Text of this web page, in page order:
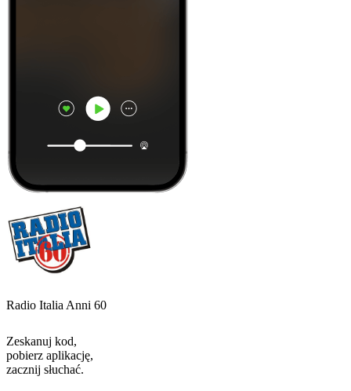
Radio Italia Anni 60
Zeskanuj kod,
pobierz aplikację,
zacznij słuchać.